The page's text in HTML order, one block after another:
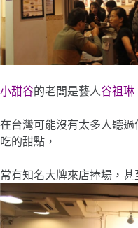
小甜谷的老闆是藝人谷祖琳
在台灣可能沒有太多人聽
吃的甜點，
常有知名大牌來店捧場，